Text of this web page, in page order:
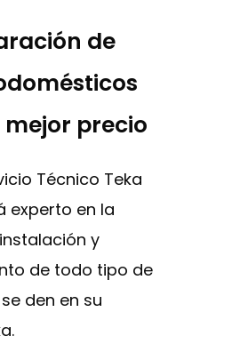
de
mejor precio
Técnico Teka
experto en la
y
de todo tipo de
den en su